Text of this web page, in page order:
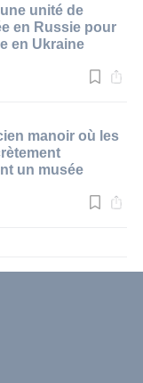
unité de
en Russie pour
en Ukraine
manoir où les
un musée